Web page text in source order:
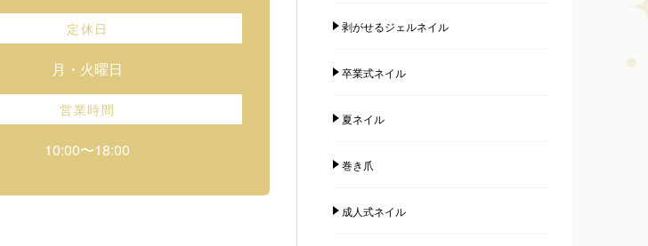
定休日
月・火曜日
営業時間
10:00〜18:00
剥がせるジェルネイル
卒業式ネイル
夏ネイル
巻き爪
成人式ネイル